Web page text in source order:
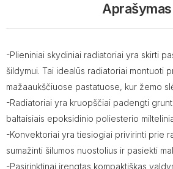
Aprašymas
-Plieniniai skydiniai radiatoriai yra skirti
šildymui. Tai idealūs radiatoriai montuoti
mažaaukščiuose pastatuose, kur žemo
-Radiatoriai yra kruopščiai padengti
baltaisiais epoksidinio poliesterio
-Konvektoriai yra tiesiogiai privirinti prie
sumažinti šilumos nuostolius ir pasiekti
-Pasirinktinai įrengtas kompaktiškas